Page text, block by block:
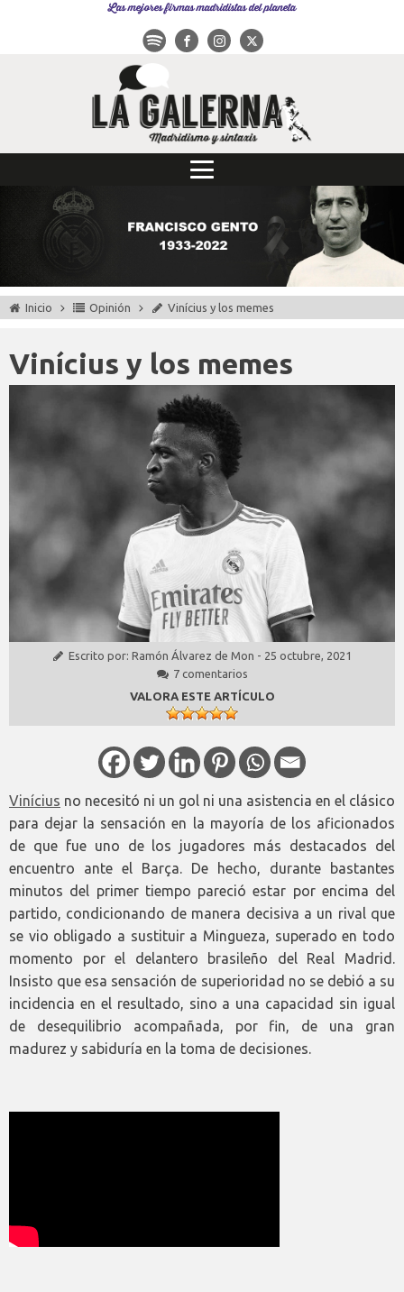
Las mejores firmas madridistas del planeta
Inicio Opinión Vinícius y los memes
Vinícius y los memes
Escrito por: Ramón Álvarez de Mon - 25 octubre, 2021
7 comentarios
VALORA ESTE ARTÍCULO
Vinícius no necesitó ni un gol ni una asistencia en el clásico
para dejar la sensación en la mayoría de los aficionados
de que fue uno de los jugadores más destacados del
encuentro ante el Barça. De hecho, durante bastantes
minutos del primer tiempo pareció estar por encima del
partido, condicionando de manera decisiva a un rival que
se vio obligado a sustituir a Mingueza, superado en todo
momento por el delantero brasileño del Real Madrid.
Insisto que esa sensación de superioridad no se debió a su
incidencia en el resultado, sino a una capacidad sin igual
de desequilibrio acompañada, por fin, de una gran
madurez y sabiduría en la toma de decisiones.